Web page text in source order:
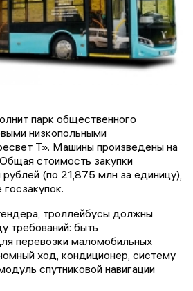
парк общественного
низкопольными
Т». Машины произведены на
стоимость закупки
(по 21,875 млн за единицу),
троллейбусы должны
требований: быть
перевозки маломобильных
ход, кондиционер, систему
спутниковой навигации